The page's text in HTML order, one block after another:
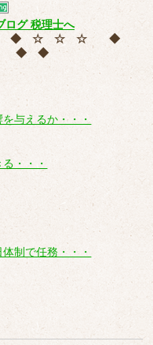
◆ ☆ ☆ ☆ ◆
◆ ◆
与えるか・・・
・・・
制で任務・・・